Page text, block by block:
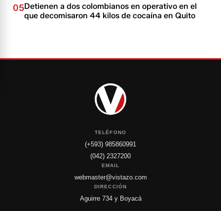
05Detienen a dos colombianos en operativo en el
que decomisaron 44 kilos de cocaína en Quito
TELÉFONO
(+593) 985860991
(042) 2327200
EMAIL
webmaster@vistazo.com
DIRECCIÓN
Aguirre 734 y Boyacá